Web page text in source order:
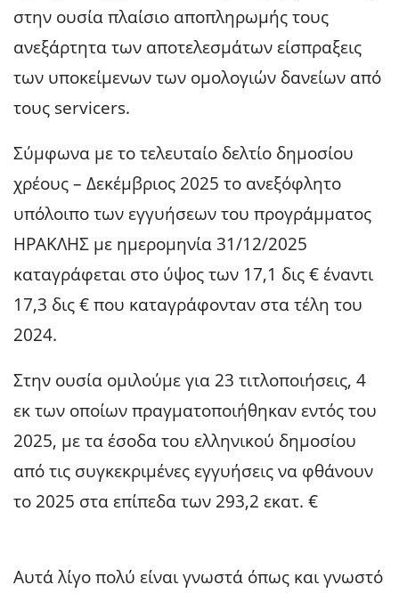
στην ουσία πλαίσιο αποπληρωμής τους
ανεξάρτητα των αποτελεσμάτων είσπραξεις
των υποκείμενων των ομολογιών δανείων από
τους servicers.
Σύμφωνα με το τελευταίο δελτίο δημοσίου
χρέους – Δεκέμβριος 2025 το ανεξόφλητο
υπόλοιπο των εγγυήσεων του προγράμματος
ΗΡΑΚΛΗΣ με ημερομηνία 31/12/2025
καταγράφεται στο ύψος των 17,1 δις € έναντι
17,3 δις € που καταγράφονταν στα τέλη του
2024.
Στην ουσία ομιλούμε για 23 τιτλοποιήσεις, 4
εκ των οποίων πραγματοποιήθηκαν εντός του
2025, με τα έσοδα του ελληνικού δημοσίου
από τις συγκεκριμένες εγγυήσεις να φθάνουν
το 2025 στα επίπεδα των 293,2 εκατ. €
Αυτά λίγο πολύ είναι γνωστά όπως και γνωστό